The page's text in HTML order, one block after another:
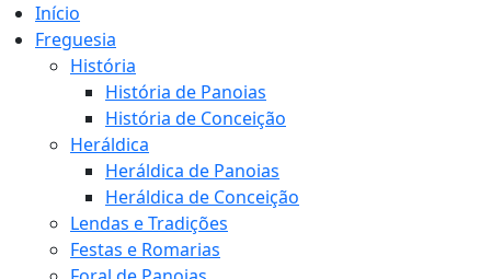
Início
Freguesia
História
História de Panoias
História de Conceição
Heráldica
Heráldica de Panoias
Heráldica de Conceição
Lendas e Tradições
Festas e Romarias